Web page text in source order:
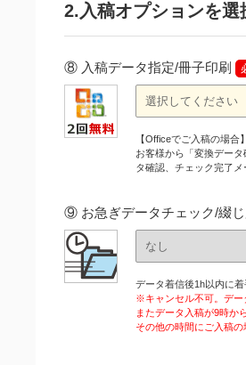
2.入稿オプションを選
⑧ 入稿データ指定/冊子印刷
【Officeでご入稿の場
お客様から「変換デー
タ確認、チェック完了メ
⑨ お急ぎデータチェック/綴じ
データ着信後1h以内に
※キャンセル不可。デー
またデータ入稿が9時か
その他の時間にご入稿の